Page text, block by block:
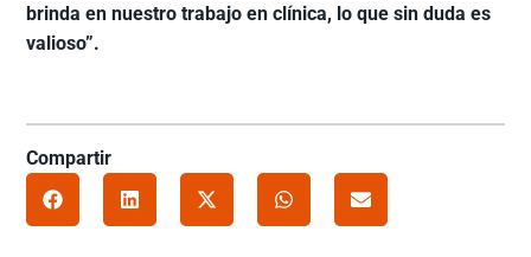
brinda en nuestro trabajo en clínica, lo que sin duda es
valioso”.
Compartir